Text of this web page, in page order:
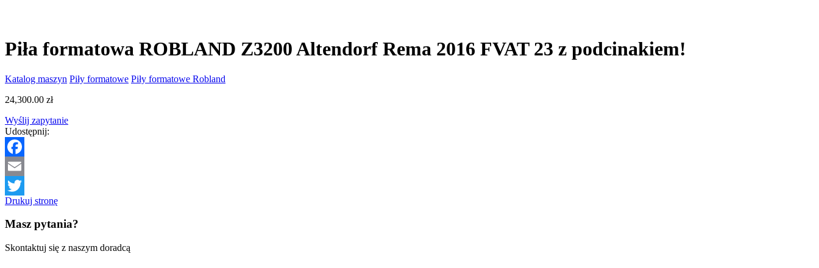
Piła formatowa ROBLAND Z3200 Altendorf Rema 2016 FVAT 23 z podcinakiem!
Katalog maszyn Piły formatowe Piły formatowe Robland
24,300.00 zł
Wyślij zapytanie
Udostępnij:
Facebook
Email
Twitter
Drukuj stronę
Masz pytania?
Skontaktuj się z naszym doradcą